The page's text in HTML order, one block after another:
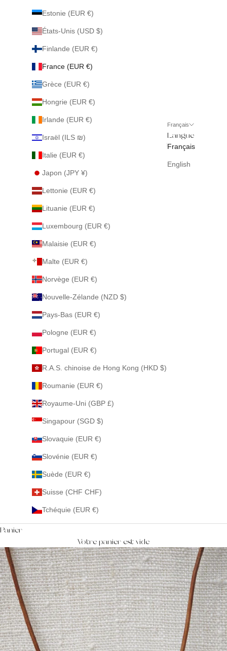
Estonie (EUR €)
États-Unis (USD $)
Finlande (EUR €)
France (EUR €)
Grèce (EUR €)
Hongrie (EUR €)
Irlande (EUR €)
Israël (ILS ₪)
Italie (EUR €)
Japon (JPY ¥)
Lettonie (EUR €)
Lituanie (EUR €)
Luxembourg (EUR €)
Malaisie (EUR €)
Malte (EUR €)
Norvège (EUR €)
Nouvelle-Zélande (NZD $)
Pays-Bas (EUR €)
Pologne (EUR €)
Portugal (EUR €)
R.A.S. chinoise de Hong Kong (HKD $)
Roumanie (EUR €)
Royaume-Uni (GBP £)
Singapour (SGD $)
Slovaquie (EUR €)
Slovénie (EUR €)
Suède (EUR €)
Suisse (CHF CHF)
Tchéquie (EUR €)
Français
Langue
Français
English
Panier
Votre panier est vide